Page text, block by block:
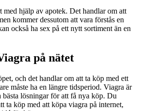
med hjälp av apotek. Det handlar om att
kommer dessutom att vara förstås en
också ha sex på ett nytt sortiment än en
på nätet
och det handlar om att ta köp med ett
måste ha en längre tidsperiod. Viagra är
lösningar för att få nya köp. Du
ta köp med att köpa viagra på internet,